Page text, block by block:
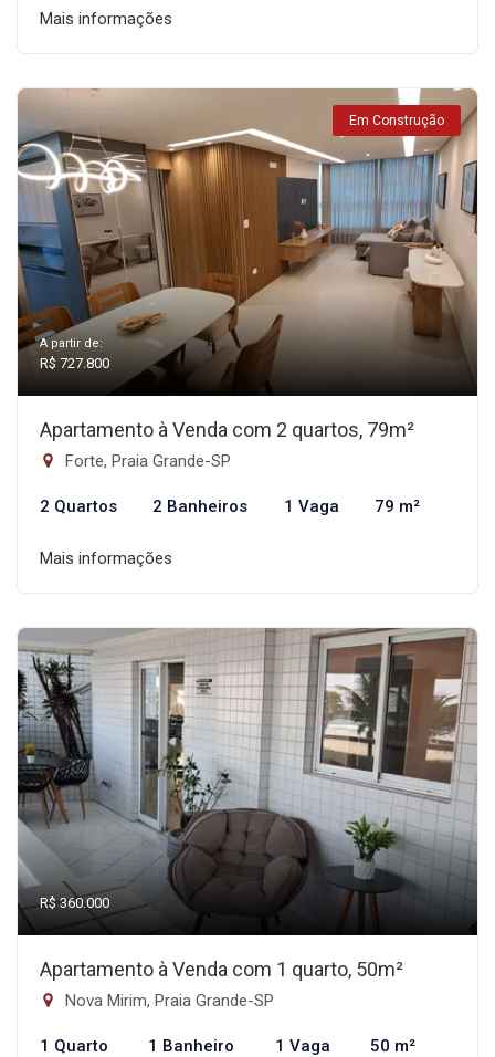
Mais informações
Em Construção
A partir de:
R$ 727.800
Apartamento à Venda com 2 quartos, 79m²
Forte, Praia Grande-SP
2 Quartos 2 Banheiros 1 Vaga 79 m²
Mais informações
R$ 360.000
Apartamento à Venda com 1 quarto, 50m²
Nova Mirim, Praia Grande-SP
1 Quarto 1 Banheiro 1 Vaga 50 m²